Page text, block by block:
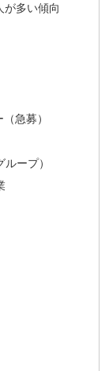
が多い傾向
急募）
ープ）